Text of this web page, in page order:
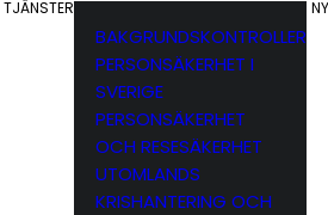
TJÄNSTER
BAKGRUNDSKONTROLLER
PERSONSÄKERHET I
SVERIGE
PERSONSÄKERHET
OCH RESESÄKERHET
UTOMLANDS
KRISHANTERING OCH